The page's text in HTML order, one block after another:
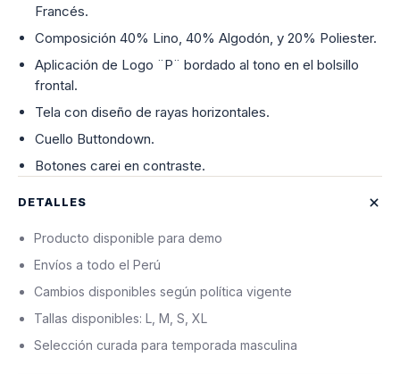
Francés.
Composición 40% Lino, 40% Algodón, y 20% Poliester.
Aplicación de Logo ¨P¨ bordado al tono en el bolsillo
frontal.
Tela con diseño de rayas horizontales.
Cuello Buttondown.
Botones carei en contraste.
DETALLES
Producto disponible para demo
Envíos a todo el Perú
Cambios disponibles según política vigente
Tallas disponibles: L, M, S, XL
Selección curada para temporada masculina